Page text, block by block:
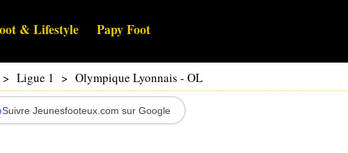
& Lifestyle Papy Foot
> Ligue 1 > Olympique Lyonnais - OL
Suivre Jeunesfooteux.com sur Google